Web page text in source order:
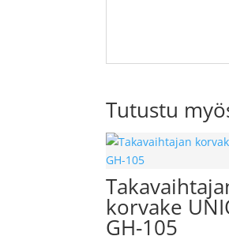
Tutustu
korvake
GH-105